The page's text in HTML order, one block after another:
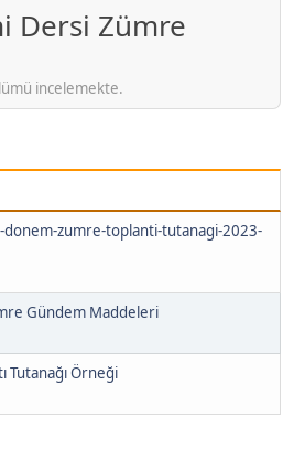
Dersi Zümre
incelemekte.
zumre-toplanti-tutanagi-2023-
Gündem Maddeleri
Tutanağı Örneği